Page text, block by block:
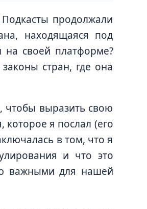
продолжали
находящаяся под
на своей платформе?
стран, где она
чтобы выразить свою
я послал (его
в том, что я
и что это
важными для нашей